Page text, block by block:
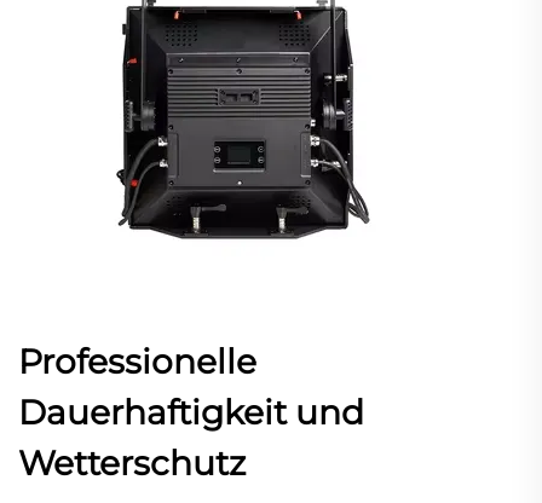
Professionelle
Dauerhaftigkeit und
Wetterschutz